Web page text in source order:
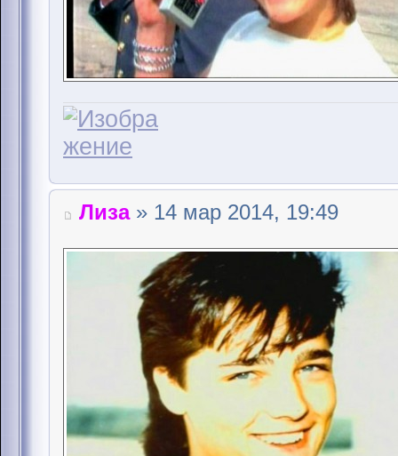
Лиза» 14 мар 2014, 19:49